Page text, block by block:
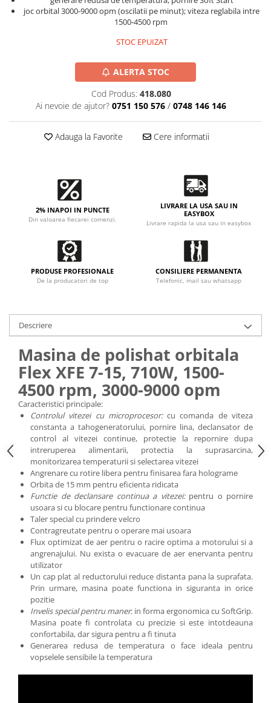
DETAILING RAPID EXTERIOR
ACCESORII EXTERIOR
CONSUMABILE AUTO
joc orbital 3000-9000 opm (oscilatii pe minut); viteza reglabila intre
1500-4500 rpm
STOC EPUIZAT
ALERTA STOC
Cod Produs: 418.080
Ai nevoie de ajutor? 0751 150 576 / 0748 146 146
Adauga la Favorite Cere informatii
2% INAPOI IN PUNCTE
Din valoarea fiecarei comenzi.
LIVRARE LA USA SAU IN
EASYBOX
Livrare rapida la usa sau in easybox
PRODUSE PROFESIONALE
De la producatori de top
CONSILIERE PERMANENTA
Telefonic, mail sau whatsapp
Descriere
Masina de polishat orbitala
Flex XFE 7-15, 710W, 1500-
4500 rpm, 3000-9000 opm
Caracteristici principale:
Controlul vitezei cu microprocesor:cu comanda de viteza
constanta a tahogeneratorului, pornire lina, declansator de
control al vitezei continue, protectie la repornire dupa
intreruperea alimentarii, protectia la suprasarcina,
monitorizarea temperaturii si selectarea vitezei
Angrenare cu rotire libera pentru finisarea fara holograme
Orbita de 15 mm pentru eficienta ridicata
Functie de declansare continua a vitezei: pentru o pornire
usoara si cu blocare pentru functionare continua
Taler special cu prindere velcro
Contragreutate pentru o operare mai usoara
Flux optimizat de aer pentru o racire optima a motorului si a
angrenajului. Nu exista o evacuare de aer enervanta pentru
utilizator
Un cap plat al reductorului reduce distanta pana la suprafata.
Prin urmare, masina poate functiona in siguranta in orice
pozitie
Invelis special pentru maner: in forma ergonomica cu SoftGrip.
Masina poate fi controlata cu precizie si este intotdeauna
confortabila, dar sigura pentru a fi tinuta
Generarea redusa de temperatura o face ideala pentru
vopselele sensibile la temperatura